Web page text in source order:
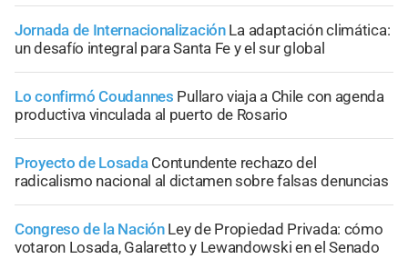
Jornada de Internacionalización La adaptación climática:
un desafío integral para Santa Fe y el sur global
Lo confirmó Coudannes Pullaro viaja a Chile con agenda
productiva vinculada al puerto de Rosario
Proyecto de Losada Contundente rechazo del
radicalismo nacional al dictamen sobre falsas denuncias
Congreso de la Nación Ley de Propiedad Privada: cómo
votaron Losada, Galaretto y Lewandowski en el Senado